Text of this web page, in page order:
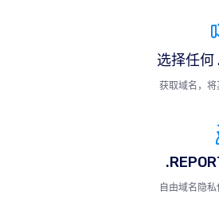
选择任何
获取域名，
自由域名隐